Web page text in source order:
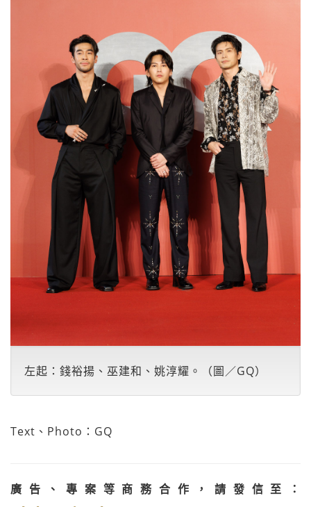
左起：錢裕揚、巫建和、姚淳耀。（圖／GQ）
Text、Photo：GQ
廣告、專案等商務合作，請發信至：